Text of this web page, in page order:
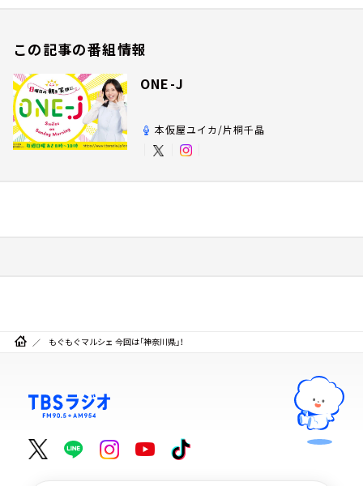
この記事の番組情報
ONE-J
本仮屋ユイカ/片桐千晶
もぐもぐマルシェ 今回は「神奈川県」！